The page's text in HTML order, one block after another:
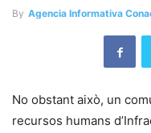
By Agencia Informativa
No obstant això, un
recursos humans